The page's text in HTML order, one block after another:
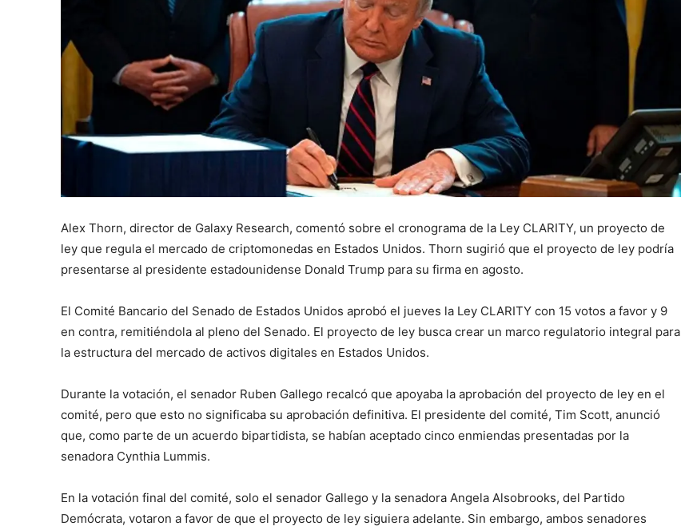
Alex Thorn, director de Galaxy Research, comentó sobre el cronograma de la Ley CLARITY, un proyecto de
ley que regula el mercado de criptomonedas en Estados Unidos. Thorn sugirió que el proyecto de ley podría
presentarse al presidente estadounidense Donald Trump para su firma en agosto.
El Comité Bancario del Senado de Estados Unidos aprobó el jueves la Ley CLARITY con 15 votos a favor y 9
en contra, remitiéndola al pleno del Senado. El proyecto de ley busca crear un marco regulatorio integral para
la estructura del mercado de activos digitales en Estados Unidos.
Durante la votación, el senador Ruben Gallego recalcó que apoyaba la aprobación del proyecto de ley en el
comité, pero que esto no significaba su aprobación definitiva. El presidente del comité, Tim Scott, anunció
que, como parte de un acuerdo bipartidista, se habían aceptado cinco enmiendas presentadas por la
senadora Cynthia Lummis.
En la votación final del comité, solo el senador Gallego y la senadora Angela Alsobrooks, del Partido
Demócrata, votaron a favor de que el proyecto de ley siguiera adelante. Sin embargo, ambos senadores